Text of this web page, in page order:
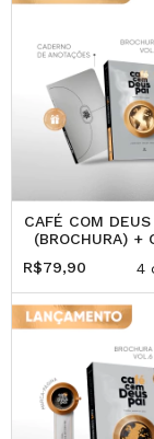
CAFÉ COM
(BROCHURA) +
R$79,90
4